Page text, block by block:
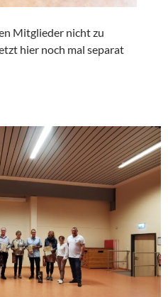
Mitglieder nicht zu
hier noch mal separat